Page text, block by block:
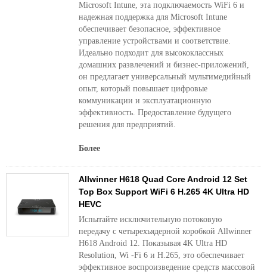
Microsoft Intune, эта подключаемость WiFi 6 и
надежная поддержка для Microsoft Intune
обеспечивает безопасное, эффективное
управление устройствами и соответствие.
Идеально подходит для высококлассных
домашних развлечений и бизнес-приложений,
он предлагает универсальный мультимедийный
опыт, который повышает цифровые
коммуникации и эксплуатационную
эффективность. Предоставление будущего
решения для предприятий.
Более
Allwinner H618 Quad Core Android 12 Set
Top Box Support WiFi 6 H.265 4K Ultra HD
HEVC
Испытайте исключительную потоковую
передачу с четырехъядерной коробкой Allwinner
H618 Android 12. Показывая 4K Ultra HD
Resolution, Wi -Fi 6 и H.265, это обеспечивает
эффективное воспроизведение средств массовой